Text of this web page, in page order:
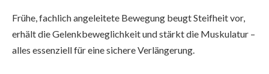
Frühe, fachlich angeleitete Bewegung beugt Steifheit vor,
erhält die Gelenkbeweglichkeit und stärkt die Muskulatur –
alles essenziell für eine sichere Verlängerung.